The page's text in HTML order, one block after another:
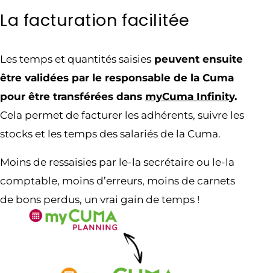
La facturation facilitée
Les temps et quantités saisies peuvent ensuite
être validées par le responsable de la Cuma
pour être transférées dans myCuma Infinity.
Cela permet de facturer les adhérents, suivre les
stocks et les temps des salariés de la Cuma.
Moins de ressaisies par le-la secrétaire ou le-la
comptable, moins d’erreurs, moins de carnets
de bons perdus, un vrai gain de temps !